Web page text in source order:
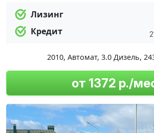
Лизинг
Кредит
2010, Автомат, 3.0 Дизель,
от 1372 р./